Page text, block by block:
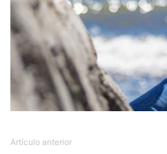
Artículo anterior